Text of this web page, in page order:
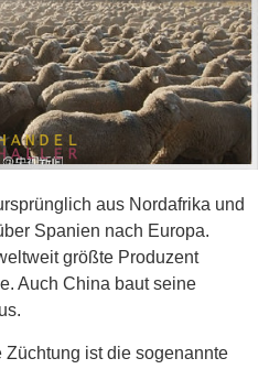
aus Nordafrika und
Spanien nach Europa.
größte Produzent
Auch China baut seine
ist die sogenannte